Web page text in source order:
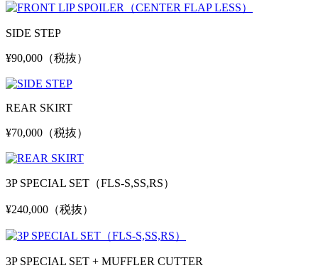
SIDE STEP
¥90,000（税抜）
REAR SKIRT
¥70,000（税抜）
3P SPECIAL SET （FLS-S,SS,RS）
¥240,000（税抜）
3P SPECIAL SET + MUFFLER CUTTER